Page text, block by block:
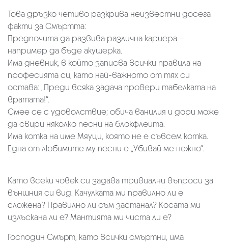
Това дръзко четиво разкрива неизвестни досега
факти за Смъртта:
Предпочита да развива различна кариера –
например да бъде акушерка.
Има дневник, в който записва всички правила на
професията си, като най-важното от тях си
остава: „Преди всяка задача провери табелката на
вратата!“.
Смее се с удоволствие; обича ванилия и дори може
да свири няколко песни на блокфлейта.
Има котка на име Мяуци, която не е съвсем котка.
Една от любимите му песни е „Убивай ме нежно“.
Като всеки човек си задава тривиални въпроси за
външния си вид. Качулката ми правилно ли е
сложена? Правилно ли съм застанал? Косата ми
излъскана ли е? Мантията ми чиста ли е?
Господин Смърт, като всички смъртни, има